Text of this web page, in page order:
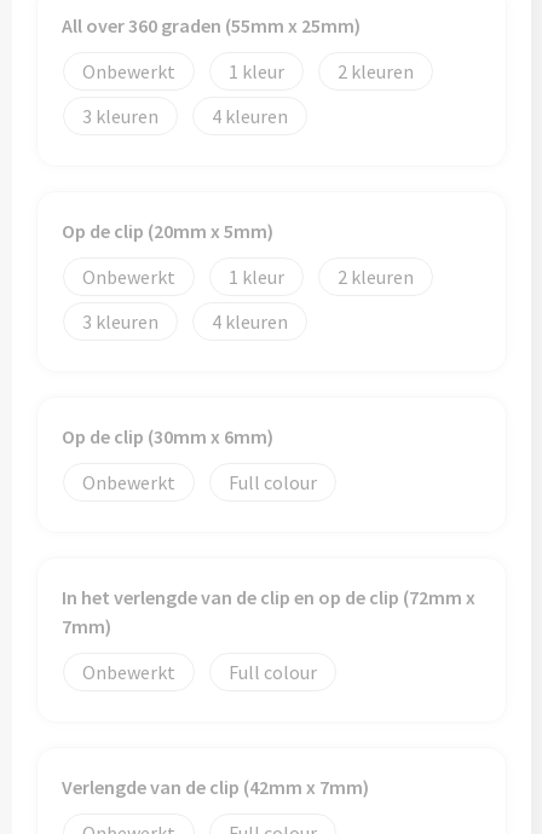
All over 360 graden (55mm x 25mm)
Onbewerkt
1
2
3
4
Op de clip (20mm x 5mm)
Onbewerkt
1
2
3
4
Op de clip (30mm x 6mm)
Onbewerkt
Full colour
In het verlengde van de clip en op de clip (72mm x
7mm)
Onbewerkt
Full colour
Verlengde van de clip (42mm x 7mm)